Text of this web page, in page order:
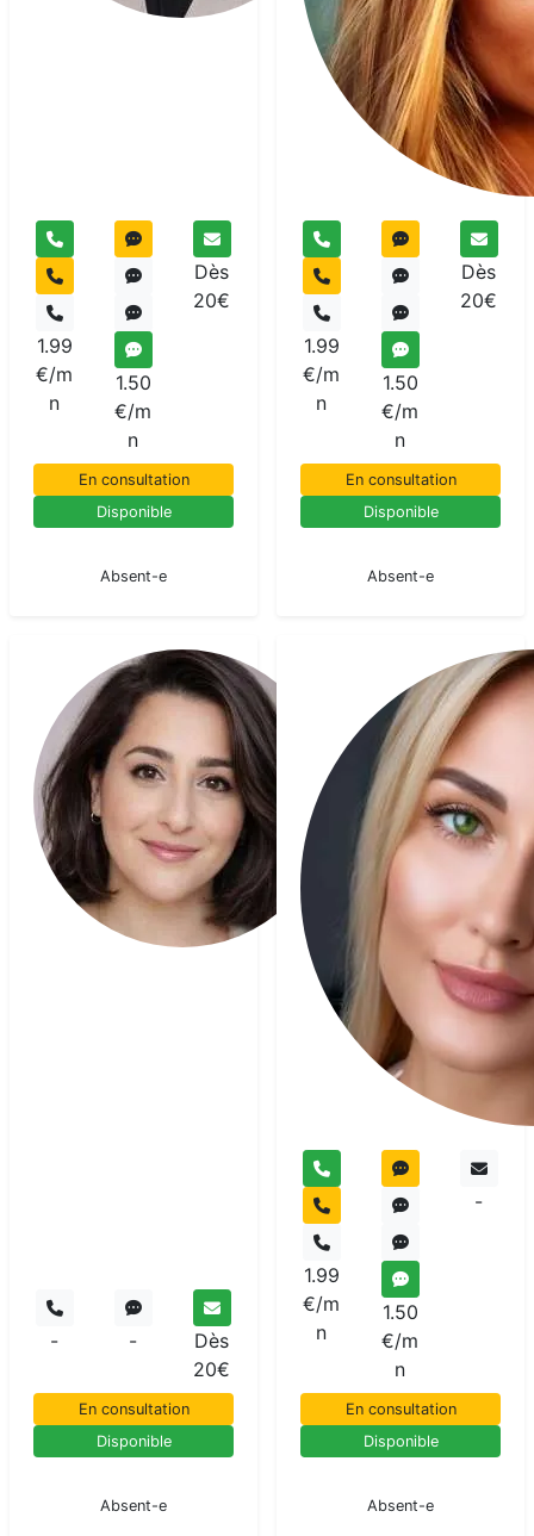
1.99
€/m
n
1.50
€/m
n
Dès
20€
En consultation
Disponible
Absent-e
1.99
€/m
n
1.50
€/m
n
Dès
20€
En consultation
Disponible
Absent-e
Andrea
Divine
Medium
- -
Dès
20€
En consultation
Disponible
Absent-e
1.99
€/m
n
1.50
€/m
n
-
En consultation
Disponible
Absent-e